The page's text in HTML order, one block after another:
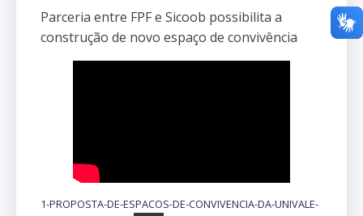
Parceria entre FPF e Sicoob possibilita a
construção de novo espaço de convivência
1-PROPOSTA-DE-ESPACOS-DE-CONVIVENCIA-DA-UNIVALE-